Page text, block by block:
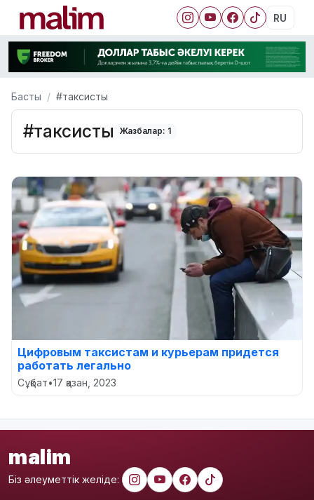
RU
Басты #таксисты
#таксисты Жазбалар: 1
Цифровым таксистам и курьерам придется
работать легально
Сұқбат•17 қазан, 2023
malim
Біз әлеуметтік желіде: